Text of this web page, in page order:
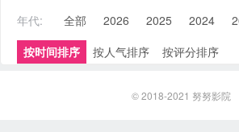
年代:
全部 2026 2025 2024
按时间排序
按人气排序 按评分排序
© 2018-2021 努努影院